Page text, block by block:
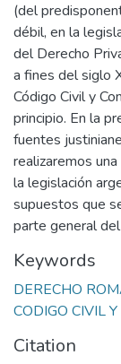
(del
débil, en la
del Derecho
a fines del siglo
Código Civil y
principio. En la
fuentes
realizaremos
la legislación
supuestos que
parte general
Keywords
DERECHO
CODIGO CIVIL
Citation